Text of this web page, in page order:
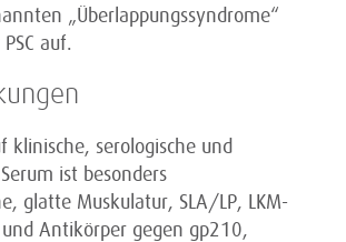
„Überlappungssyndrome“
auf.
klinische, serologische und
ist besonders
glatte Muskulatur, SLA/LP, LKM-
Antikörper gegen gp210,